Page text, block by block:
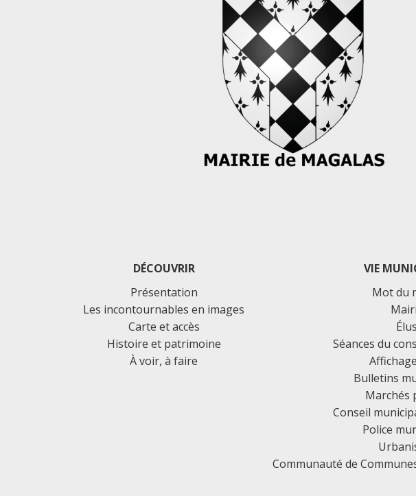
DÉCOUVRIR
Présentation
Les incontournables en images
Carte et accès
Histoire et patrimoine
À voir, à faire
VIE
Mot du
Élus
Séances du
Bulletins
Marchés
Conseil
Police
Communauté de